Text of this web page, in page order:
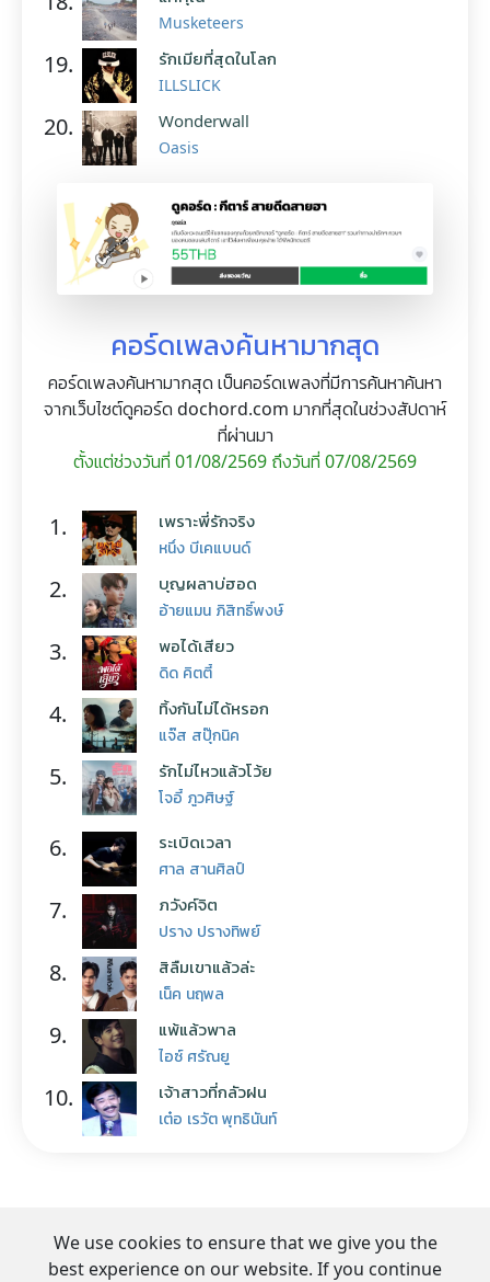
Musketeers
19. รักเมียที่สุดในโลก
ILLSLICK
20. Wonderwall
Oasis
คอร์ดเพลงค้นหามากสุด
คอร์ดเพลงค้นหามากสุด เป็นคอร์ดเพลงที่มีการค้นหาค้นหา
จากเว็บไซต์ดูคอร์ด dochord.com มากที่สุดในช่วงสัปดาห์
ที่ผ่านมา
ตั้งแต่ช่วงวันที่ 01/08/2569 ถึงวันที่ 07/08/2569
1. เพราะพี่รักจริง
หนึ่ง บีเคแบนด์
2. บุญผลาบ่ฮอด
อ้ายแมน ภิสิทธิ์พงษ์
3. พอได้เสียว
ดิด คิตตี้
4. ทิ้งกันไม่ได้หรอก
แจ๊ส สปุ๊กนิค
5. รักไม่ไหวแล้วโว้ย
โจอี้ ภูวศิษฐ์
6. ระเบิดเวลา
ศาล สานศิลป์
7. ภวังค์จิต
ปราง ปรางทิพย์
8. สิลืมเขาแล้วล่ะ
เน็ค นฤพล
9. แพ้แล้วพาล
ไอซ์ ศรัณยู
10. เจ้าสาวที่กลัวฝน
เต๋อ เรวัต พุทธินันท์
We use cookies to ensure that we give you the
best experience on our website. If you continue